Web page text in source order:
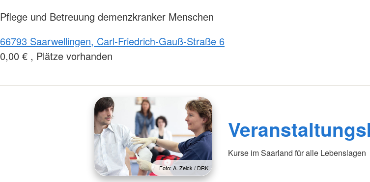
Pflege und Betreuung demenzkranker Menschen
66793 Saarwellingen, Carl-Friedrich-Gauß-Straße 6
0,00 € , Plätze vorhanden
Foto: A. Zelck / DRK
Kurse im Saarland für alle Lebenslagen